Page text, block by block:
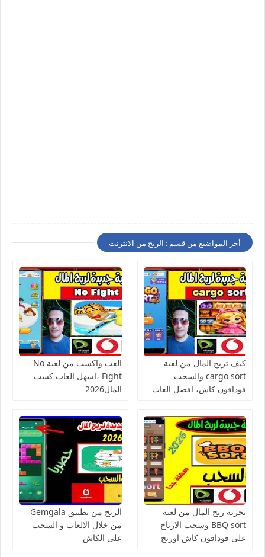
أخر المواضيع من قسم : الربح من الانترنت
كيف تربح المال من لعبة
cargo sort والسحب
فودافون كاش، افضل العاب
العب واكسب من لعبة No
Fight ،اسهل العاب كسب
المال2026
تجربة ربح المال من لعبة
BBQ sort وسحب الارباح
على فودافون كاش اورنج
الربح من تطبيق Gemgala
من خلال الالعاب و السحب
على الكاش